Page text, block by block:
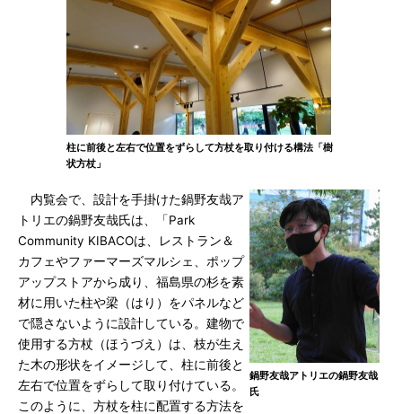
柱に前後と左右で位置をずらして方杖を取り付ける構法「樹
状方杖」
鍋野友哉アトリエの鍋野友哉
氏
内覧会で、設計を手掛けた鍋野友哉ア
トリエの鍋野友哉氏は、「Park
Community KIBACOは、レストラン＆
カフェやファーマーズマルシェ、ポップ
アップストアから成り、福島県の杉を素
材に用いた柱や梁（はり）をパネルなど
で隠さないように設計している。建物で
使用する方杖（ほうづえ）は、枝が生え
た木の形状をイメージして、柱に前後と
左右で位置をずらして取り付けている。
このように、方杖を柱に配置する方法を